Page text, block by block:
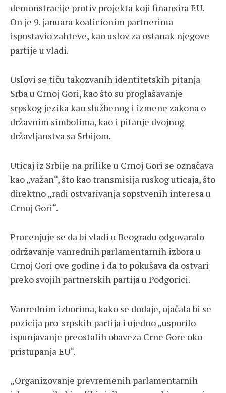
demonstracije protiv projekta koji finansira EU.
On je 9. januara koalicionim partnerima
ispostavio zahteve, kao uslov za ostanak njegove
partije u vladi.
Uslovi se tiču takozvanih identitetskih pitanja
Srba u Crnoj Gori, kao što su proglašavanje
srpskog jezika kao službenog i izmene zakona o
državnim simbolima, kao i pitanje dvojnog
državljanstva sa Srbijom.
Uticaj iz Srbije na prilike u Crnoj Gori se označava
kao „važan“, što kao transmisija ruskog uticaja, što
direktno „radi ostvarivanja sopstvenih interesa u
Crnoj Gori“.
Procenjuje se da bi vladi u Beogradu odgovaralo
održavanje vanrednih parlamentarnih izbora u
Crnoj Gori ove godine i da to pokušava da ostvari
preko svojih partnerskih partija u Podgorici.
Vanrednim izborima, kako se dodaje, ojačala bi se
pozicija pro-srpskih partija i ujedno „usporilo
ispunjavanje preostalih obaveza Crne Gore oko
pristupanja EU“.
„Organizovanje prevremenih parlamentarnih